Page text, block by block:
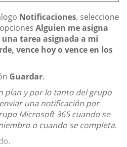
Notificaciones, seleccione
Alguien me asigna
una tarea asignada a mi
vence hoy o vence en los
Guardar.
plan y por lo tanto del grupo
una notificación por
Microsoft 365 cuando se
o cuando se completa.